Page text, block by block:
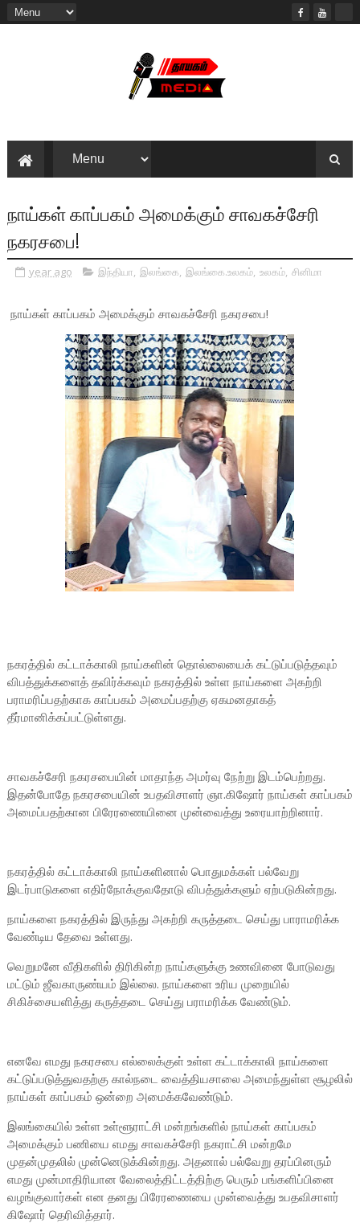
நாய்கள் காப்பகம் அமைக்கும் சாவகச்சேரி
நகரசபை!
year ago இந்தியா, இலங்கை, இலங்கை.உலகம், உலகம், சினிமா
நாய்கள் காப்பகம் அமைக்கும் சாவகச்சேரி நகரசபை!
நகரத்தில் கட்டாக்காலி நாய்களின் தொல்லையைக் கட்டுப்படுத்தவும்
விபத்துக்களைத் தவிர்க்கவும் நகரத்தில் உள்ள நாய்களை அகற்றி
பராமரிப்பதற்காக காப்பகம் அமைப்பதற்கு ஏகமனதாகத்
தீர்மானிக்கப்பட்டுள்ளது.
சாவகச்சேரி நகரசபையின் மாதாந்த அமர்வு நேற்று இடம்பெற்றது.
இதன்போதே நகரசபையின் உபதவிசாளர் ஞா.கிஷோர் நாய்கள் காப்பகம்
அமைப்பதற்கான பிரேரணையினை முன்வைத்து உரையாற்றினார்.
நகரத்தில் கட்டாக்காலி நாய்களினால் பொதுமக்கள் பல்வேறு
இடர்பாடுகளை எதிர்நோக்குவதோடு விபத்துக்களும் ஏற்படுகின்றது.
நாய்களை நகரத்தில் இருந்து அகற்றி கருத்தடை செய்து பாராமரிக்க
வேண்டிய தேவை உள்ளது.
வெறுமனே வீதிகளில் திரிகின்ற நாய்களுக்கு உணவினை போடுவது
மட்டும் ஜீவகாருண்யம் இல்லை. நாய்களை உரிய முறையில்
சிகிச்சையளித்து கருத்தடை செய்து பராமரிக்க வேண்டும்.
எனவே எமது நகரசபை எல்லைக்குள் உள்ள கட்டாக்காலி நாய்களை
கட்டுப்படுத்துவதற்கு கால்நடை வைத்தியசாலை அமைந்துள்ள சூழலில்
நாய்கள் காப்பகம் ஒன்றை அமைக்கவேண்டும்.
இலங்கையில் உள்ள உள்ளூராட்சி மன்றங்களில் நாய்கள் காப்பகம்
அமைக்கும் பணியை எமது சாவகச்சேரி நகராட்சி மன்றமே
முதன்முதலில் முன்னெடுக்கின்றது. அதனால் பல்வேறு தரப்பினரும்
எமது முன்மாதிரியான வேலைத்திட்டத்திற்கு பெரும் பங்களிப்பினை
வழங்குவார்கள் என தனது பிரேரணையை முன்வைத்து உபதவிசாளர்
கிஷோர் தெரிவித்தார்.